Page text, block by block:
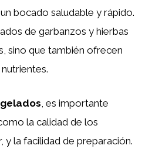
bocado saludable y rápido.
de garbanzos y hierbas
sino que también ofrecen
, es importante
la calidad de los
y la facilidad de preparación.